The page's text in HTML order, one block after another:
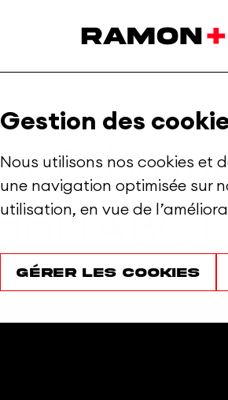
Gestion des
Nous utilisons nos cookies et
une navigation optimisée sur
utilisation, en vue de
Gérer les cookies
TV&
Idol(ABC)